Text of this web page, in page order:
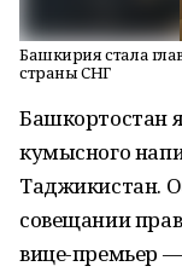
Башкирия стала
страны СНГ
Башкортостан
кумысного
Таджикистан.
совещании
вице-премьер —